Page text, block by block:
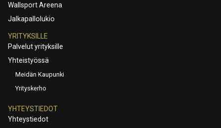
Wallsport Areena
Jalkapallolukio
YRITYKSILLE
Palvelut yrityksille
Yhteistyössä
Meidän Kaupunki
Yrityskerho
YHTEYSTIEDOT
Yhteystiedot